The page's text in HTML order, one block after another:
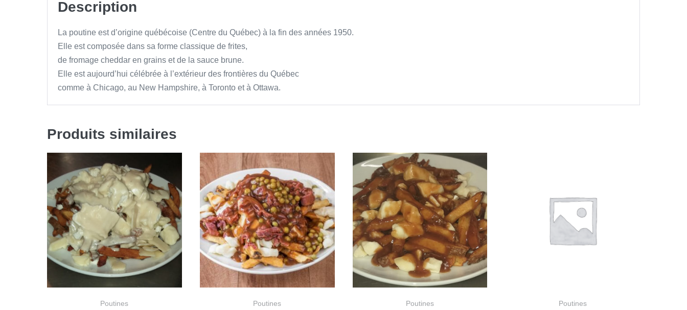
Description
La poutine est d’origine québécoise (Centre du Québec) à la fin des années 1950.
Elle est composée dans sa forme classique de frites,
de fromage cheddar en grains et de la sauce brune.
Elle est aujourd’hui célébrée à l’extérieur des frontières du Québec
comme à Chicago, au New Hampshire, à Toronto et à Ottawa.
Produits similaires
Poutines Poutines Poutines Poutines